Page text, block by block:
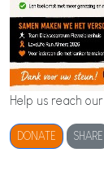
Help us reach our
DONATE SHARE